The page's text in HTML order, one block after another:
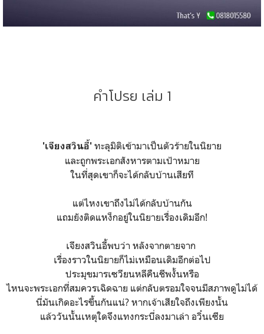
คำโปรย เล่ม 1
'เจียงสวินอี้' ทะลุมิติเข้ามาเป็นตัวร้ายในนิยาย
และถูกพระเอกสังหารตามเป้าหมาย
ในที่สุดเขาก็จะได้กลับบ้านเสียที
แต่ไหงเขาถึงไม่ได้กลับบ้านกัน
แถมยังติดแหง็กอยู่ในนิยายเรื่องเดิมอีก!
เจียงสวินอี้พบว่า หลังจากตายจาก
เรื่องราวในนิยายก็ไม่เหมือนเดิมอีกต่อไป
ประมุขมารเซวียนหลีคืนชีพงั้นหรือ
ไหนจะพระเอกที่สมควรเฉิดฉาย แต่กลับตรอมใจจนมีสภาพดูไม่ได้
นี่มันเกิดอะไรขึ้นกันแน่? หากเจ้าเสียใจถึงเพียงนั้น
แล้ววันนั้นเหตุใดจึงแทงกระบี่ลงมาเล่า อวิ๋นเซีย